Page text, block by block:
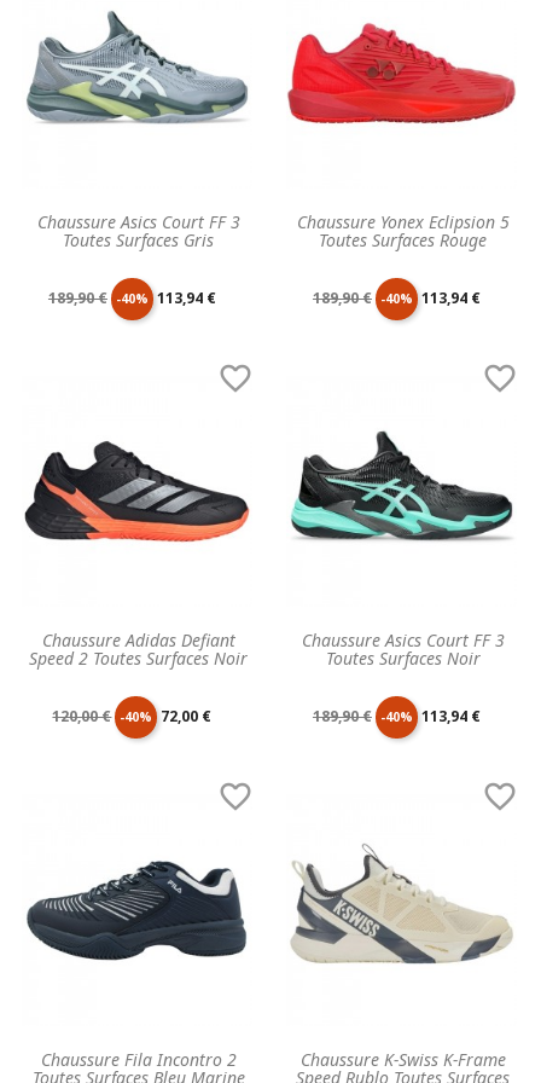
Chaussure Asics Court FF 3
Toutes Surfaces Gris
Prix
189,90 € -40% Prix
113,94 €
Chaussure Yonex Eclipsion 5
Toutes Surfaces Rouge
Prix
189,90 € -40% Prix
113,94 €
Chaussure Adidas Defiant
Speed 2 Toutes Surfaces Noir

Prix
120,00 € -40% Prix
72,00 €
Chaussure Asics Court FF 3
Toutes Surfaces Noir

Prix
189,90 € -40% Prix
113,94 €
Chaussure Fila Incontro 2
Toutes Surfaces Bleu Marine

Chaussure K-Swiss K-Frame
Speed Rublo Toutes Surfaces
